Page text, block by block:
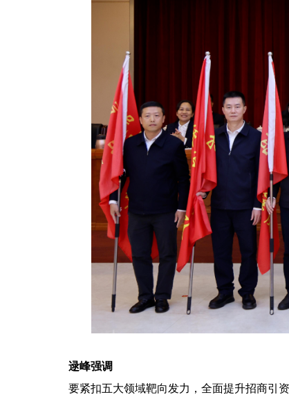
逯峰强调
要紧扣五大领域靶向发力，全面提升招商引资